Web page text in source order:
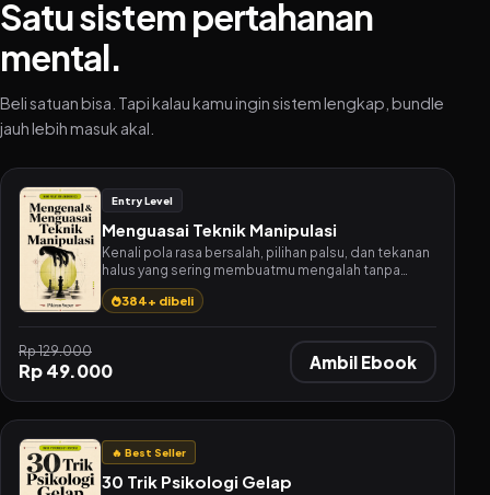
Satu sistem pertahanan
mental.
Beli satuan bisa. Tapi kalau kamu ingin sistem lengkap, bundle
jauh lebih masuk akal.
Entry Level
Menguasai Teknik Manipulasi
Kenali pola rasa bersalah, pilihan palsu, dan tekanan
halus yang sering membuatmu mengalah tanpa
sadar.
384+ dibeli
Rp 129.000
Rp 49.000 Ambil Ebook
🔥 Best Seller
30 Trik Psikologi Gelap